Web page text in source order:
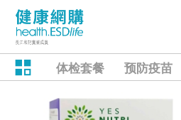
体检套餐 预防疫苗